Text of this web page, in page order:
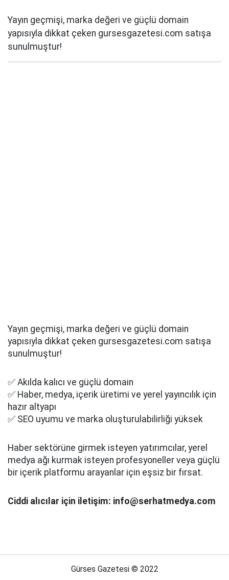
Yayın geçmişi, marka değeri ve güçlü domain
yapısıyla dikkat çeken gursesgazetesi.com satışa
sunulmuştur!
Yayın geçmişi, marka değeri ve güçlü domain
yapısıyla dikkat çeken gursesgazetesi.com satışa
sunulmuştur!
✅ Akılda kalıcı ve güçlü domain
✅ Haber, medya, içerik üretimi ve yerel yayıncılık için
hazır altyapı
✅ SEO uyumu ve marka oluşturulabilirliği yüksek
Haber sektörüne girmek isteyen yatırımcılar, yerel
medya ağı kurmak isteyen profesyoneller veya güçlü
bir içerik platformu arayanlar için eşsiz bir fırsat.
Ciddi alıcılar için iletişim: info@serhatmedya.com
Gürses Gazetesi © 2022